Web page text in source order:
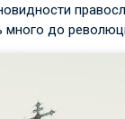
много до